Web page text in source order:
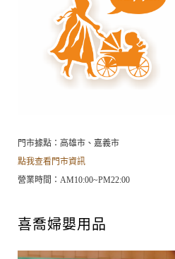
門市據點：高雄市、嘉義市
點我查看門市資訊
營業時間：AM10:00~PM22:00
喜喬婦嬰用品